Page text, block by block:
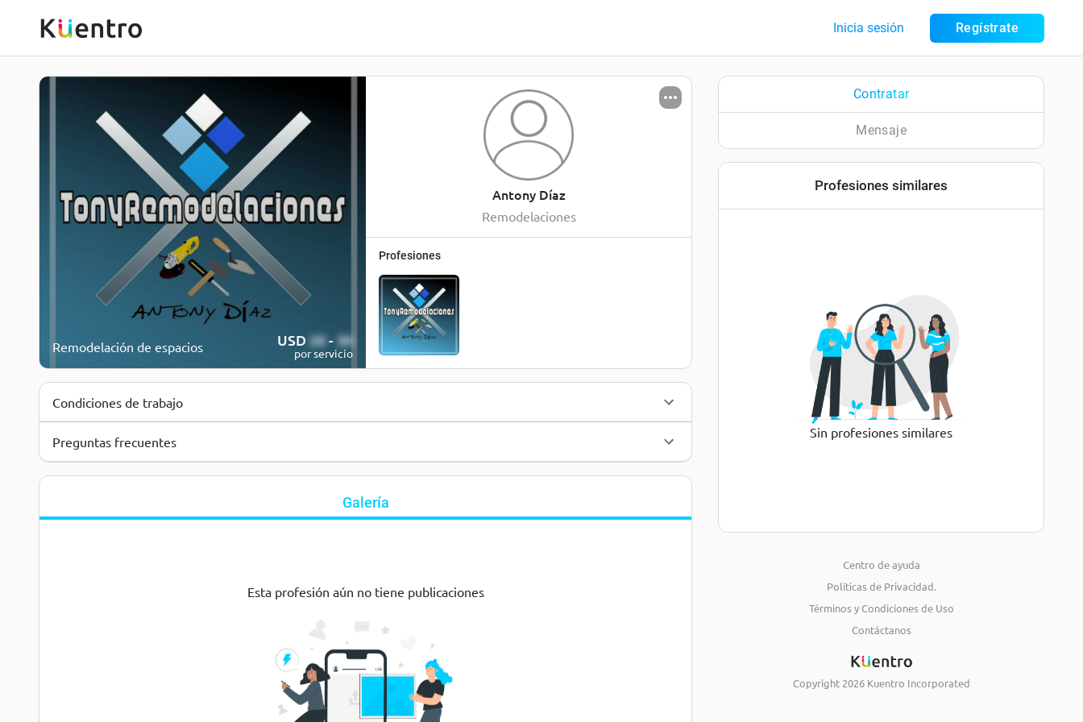
Inicia sesión Regístrate
Remodelación de espacios USD 20-30
por servicio
Antony Díaz
Remodelaciones
Profesiones
Condiciones de trabajo
Preguntas frecuentes
Galería
Esta profesión aún no tiene publicaciones
Contratar
Mensaje
Profesiones similares
Sin profesiones similares
Centro de ayuda
Políticas de Privacidad.
Términos y Condiciones de Uso
Contáctanos
Copyright 2026 Kuentro Incorporated